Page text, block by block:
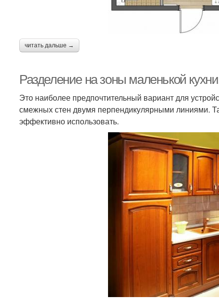
читать дальше →
Разделение на зоны маленькой
Это наиболее предпочтительный вариант для
смежных стен двумя перпендикулярными линиями.
эффективно использовать.